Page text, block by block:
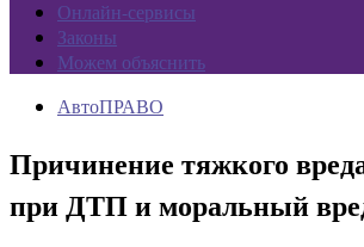
Онлайн-сервисы
Законы
Можем объяснить
АвтоПРАВО
Причинение тяжкого
при ДТП и моральный